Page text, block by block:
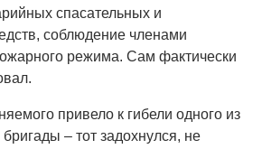
спасательных и
соблюдение членами
режима. Сам фактически
привело к гибели одного из
– тот задохнулся, не